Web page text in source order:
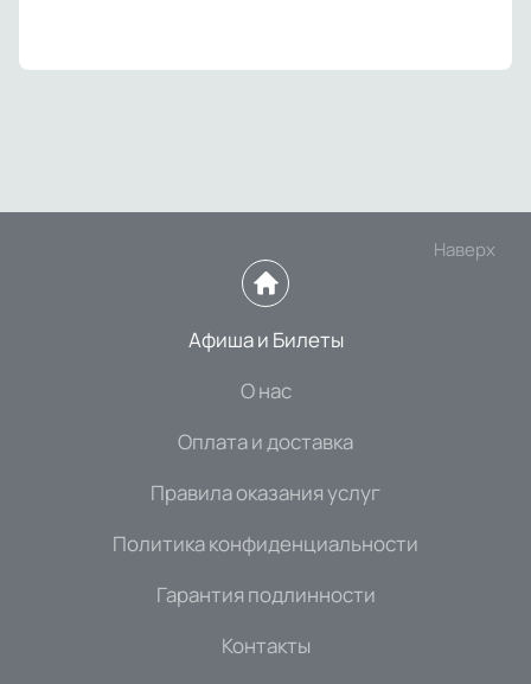
Наверх
Афиша и Билеты
О нас
Оплата и доставка
Правила оказания услуг
Политика конфиденциальности
Гарантия подлинности
Контакты